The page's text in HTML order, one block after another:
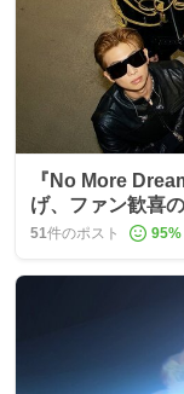
『No More
げ、ファン歓喜
51件のポスト 95%